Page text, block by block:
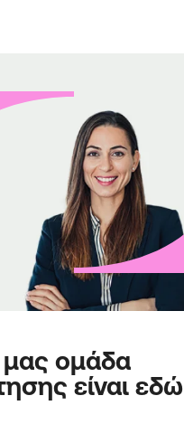
μας ομάδα
είναι εδώ